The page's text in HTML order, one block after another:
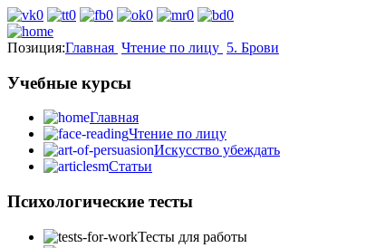
Позиция:Главная Чтение по лицу 5. Брови
Учебные курсы
Главная
Чтение по лицу
Искусство убеждать
Статьи
Психологические тесты
Тесты для работы